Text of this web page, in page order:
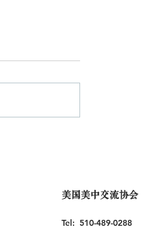
美国美中交流协会
Tel: 510-489-0288